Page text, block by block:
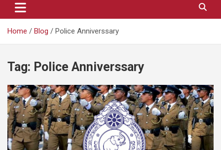
Home Blog Police Anniverssary
Tag: Police Anniverssary